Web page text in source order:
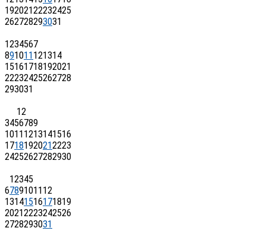
19202122232425
262728293031
1234567
891011 121314
15161718192021
22232425262728
293031
12
3456789
1011 1213141516
17181920212223
24252627282930
12345
67891011 12
13141516171819
20212223242526
2728293031